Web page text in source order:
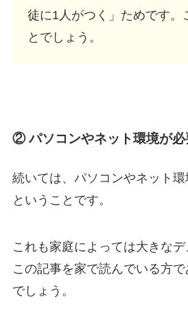
徒に1人がつく」ためです。
とでしょう。
② パソコンやネット環境が必
続いては、パソコンやネット環
ということです。
これも家庭によっては大きなデ
この記事を家で読んでいる方
でしょう。